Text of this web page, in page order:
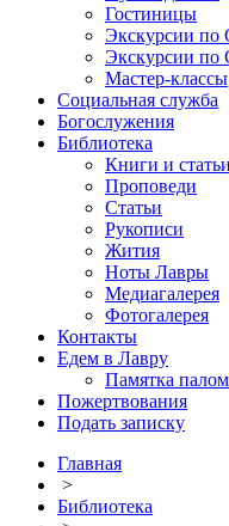
Гостиницы
Экскурсии по
Экскурсии по
Мастер-классы
Социальная служба
Богослужения
Библиотека
Книги и статьи
Проповеди
Статьи
Рукописи
Жития
Ноты Лавры
Медиагалерея
Фотогалерея
Контакты
Едем в Лавру
Памятка
Пожертвования
Подать записку
Главная
>
Библиотека